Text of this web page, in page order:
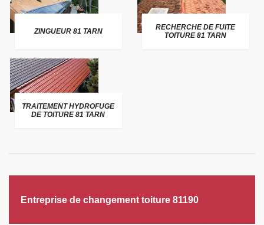
ZINGUEUR 81 TARN
RECHERCHE DE FUITE
TOITURE 81 TARN
TRAITEMENT HYDROFUGE
DE TOITURE 81 TARN
Entreprise de changement toiture 81190